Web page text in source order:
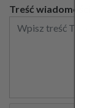
Treść wiadomości